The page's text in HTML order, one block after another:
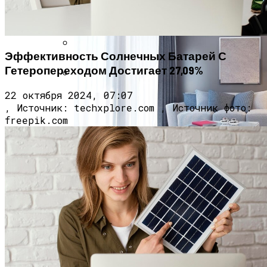
Врач Денисова Сообщила, Что
Избыточное Употребление Кофе И
Жирной Пищи Приводит К
Тромбообразованию
Исследование Показало, Что Польза
От Содержания Домашнего Животного
Может Быть Переоценена
Идеи Для Дизайна Квартиры: От Декора
До Масштабного Ремонта
Эффективность Солнечных Батарей С
Гетеропереходом Достигает 27,09%
22 октября 2024, 07:07
, Источник: techxplore.com , Источник фото:
freepik.com